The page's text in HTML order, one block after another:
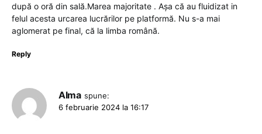
după o oră din sală.Marea majoritate . Așa că au fluidizat in
felul acesta urcarea lucrărilor pe platformă. Nu s-a mai
aglomerat pe final, că la limba română.
Reply
Alma spune:
6 februarie 2024 la 16:17